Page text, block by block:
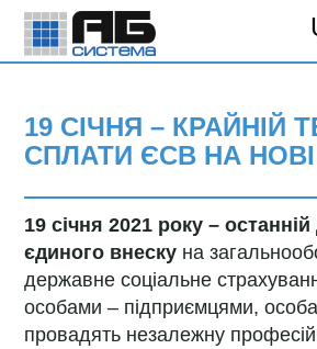
Головна>Підтримка
19 СІЧНЯ – КРАЙНІЙ
СПЛАТИ ЄСВ НА
19 січня 2021 року –
єдиного внеску на
державне соціальне
особами – підприємцями,
провадять незалежну